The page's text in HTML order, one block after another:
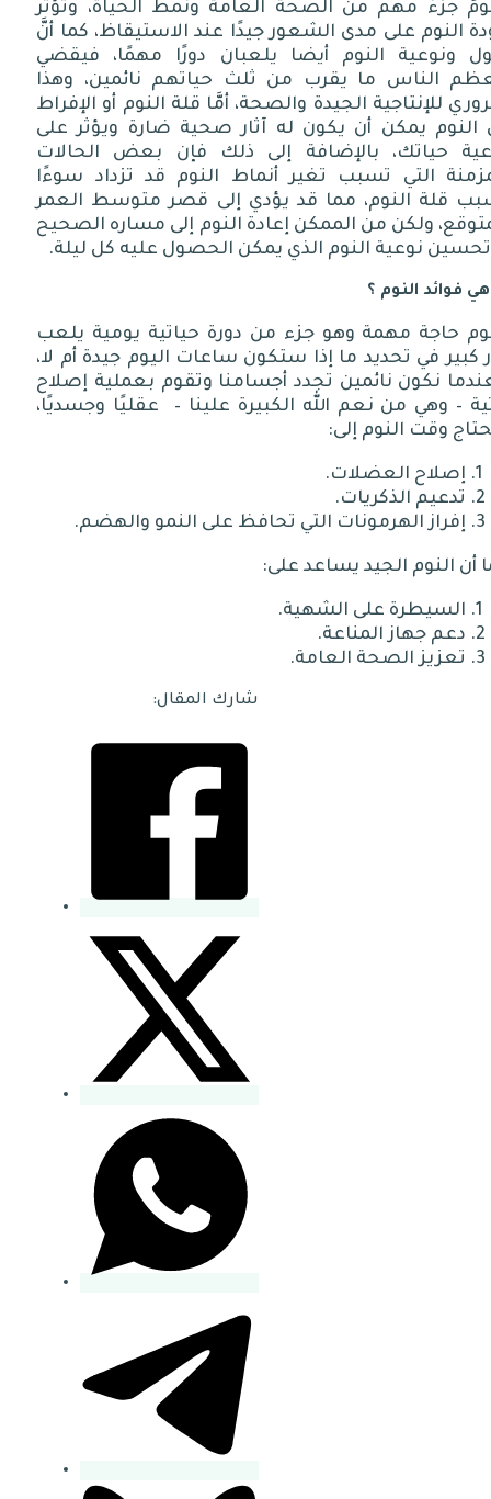
جزءٌ مهم من الصحة العامة ونمط الحياة، وتؤثر
النوم على مدى الشعور جيدًا عند الاستيقاظ، كما أنَّ
ونوعية النوم أيضا يلعبان دورًا مهمًا، فيقضي
الناس ما يقرب من ثلث حياتهم نائمين، وهذا
للإنتاجية الجيدة والصحة، أمَّا قلة النوم أو الإفراط
النوم يمكن أن يكون له آثار صحية ضارة ويؤثر على
حياتك، بالإضافة إلى ذلك فإن بعض الحالات
التي تسبب تغير أنماط النوم قد تزداد سوءًا
قلة النوم، مما قد يؤدي إلى قصر متوسط العمر
ولكن من الممكن إعادة النوم إلى مساره الصحيح
تحسين نوعية النوم الذي يمكن الحصول عليه كل ليلة.
فوائد النوم ؟
حاجة مهمة وهو جزء من دورة حياتية يومية يلعب
كبير في تحديد ما إذا ستكون ساعات اليوم جيدة أم لا،
نكون نائمين تجدد أجسامنا وتقوم بعملية إصلاح
– وهي من نعم الله الكبيرة علينا – عقليًا وجسديًا،
وقت النوم إلى:
إصلاح العضلات.
تدعيم الذكريات.
إفراز الهرمونات التي تحافظ على النمو والهضم.
أن النوم الجيد يساعد على:
السيطرة على الشهية.
دعم جهاز المناعة.
تعزيز الصحة العامة.
شارك المقال: